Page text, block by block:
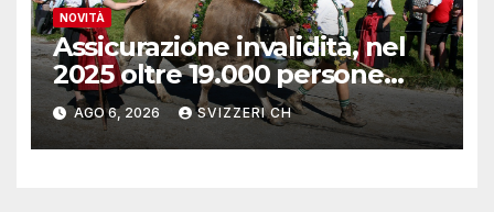
NOVITÀ
Assicurazione invalidità, nel
2025 oltre 19.000 persone
reinserite nel mercato del
lavoro
AGO 6, 2026 SVIZZERI CH